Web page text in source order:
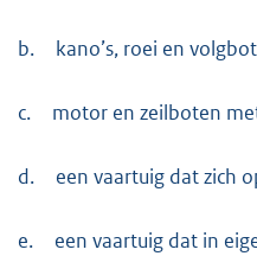
b. kano’s, roei en
c. motor en zeilboten
d. een vaartuig dat zich
e. een vaartuig dat in